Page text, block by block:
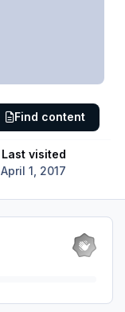
Last visited
April 1, 2017
Find content